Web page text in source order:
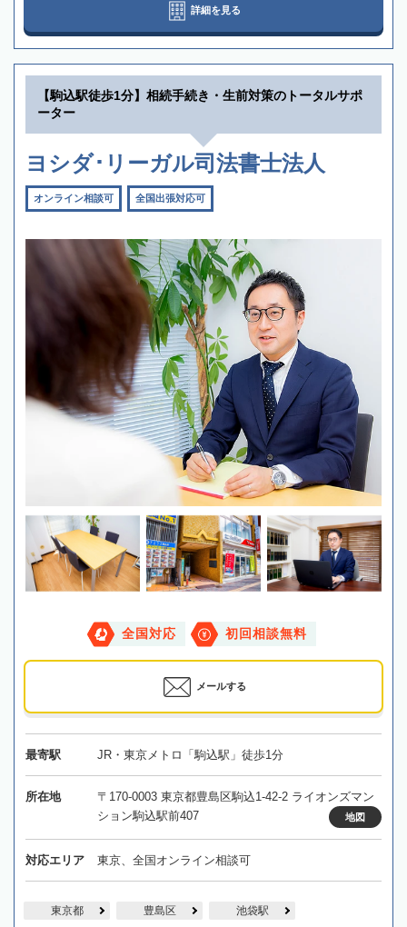
詳細を見る
【駒込駅徒歩1分】相続手続き・生前対策のトータルサポ
ーター
ヨシダ･リーガル司法書士法人
オンライン相談可 全国出張対応可
全国対応 初回相談無料
メールする
最寄駅 JR・東京メトロ「駒込駅」徒歩1分
所在地
〒170-0003 東京都豊島区駒込1-42-2 ライオンズマン
ション駒込駅前407
地図
対応エリア 東京、全国オンライン相談可
東京都 豊島区 池袋駅